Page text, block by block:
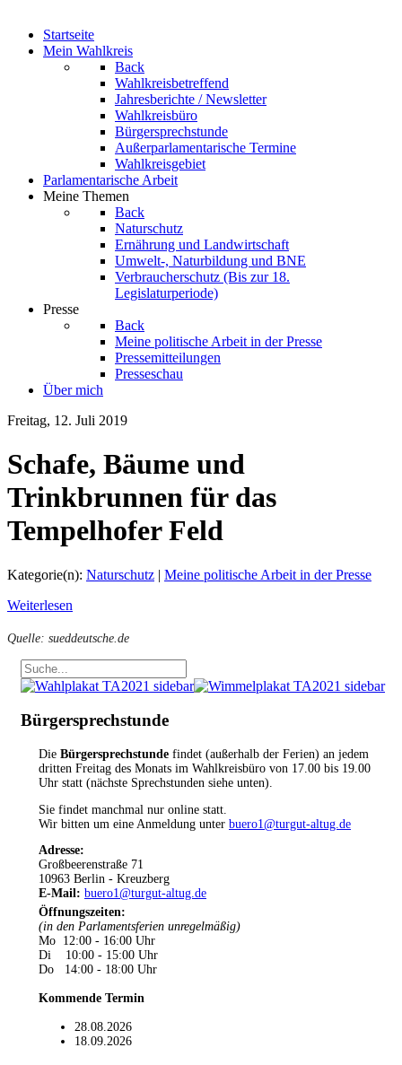
Startseite
Mein Wahlkreis
Back
Wahlkreisbetreffend
Jahresberichte / Newsletter
Wahlkreisbüro
Bürgersprechstunde
Außerparlamentarische Termine
Wahlkreisgebiet
Parlamentarische Arbeit
Meine Themen
Back
Naturschutz
Ernährung und Landwirtschaft
Umwelt-, Naturbildung und BNE
Verbraucherschutz (Bis zur 18.
Legislaturperiode)
Presse
Back
Meine politische Arbeit in der Presse
Pressemitteilungen
Presseschau
Über mich
Freitag, 12. Juli 2019
Schafe, Bäume und
Trinkbrunnen für das
Tempelhofer Feld
Kategorie(n): Naturschutz | Meine politische Arbeit in der Presse
Weiterlesen
Quelle: sueddeutsche.de
Bürgersprechstunde
Die Bürgersprechstunde findet (außerhalb der Ferien) an jedem
dritten Freitag des Monats im Wahlkreisbüro von 17.00 bis 19.00
Uhr statt (nächste Sprechstunden siehe unten).
Sie findet manchmal nur online statt.
Wir bitten um eine Anmeldung unter buero1@turgut-altug.de
Adresse:
Großbeerenstraße 71
10963 Berlin - Kreuzberg
E-Mail: buero1@turgut-altug.de
Öffnungszeiten:
(in den Parlamentsferien unregelmäßig)
Mo 12:00 - 16:00 Uhr
Di 10:00 - 15:00 Uhr
Do 14:00 - 18:00 Uhr
Kommende Termin
28.08.2026
18.09.2026